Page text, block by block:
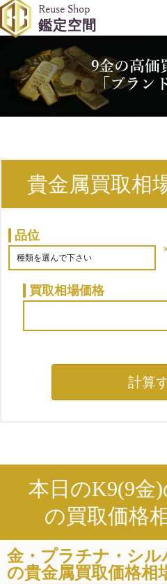
Reuse Shop
鑑定空間
9金の高価
「ブラン
貴金属買取相
品位
買取相場価格
本日のK9(9金
の買取価格
金・プラチナ・シ
の貴金属買取価格相